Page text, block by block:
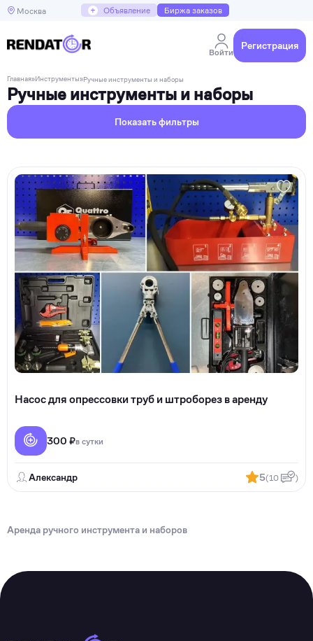
Москва + Объявление Биржа заказов
Войти
Регистрация
Главная»Инструменты»Ручные инструменты и наборы
Ручные инструменты и наборы
Показать фильтры
Насос для опрессовки труб и штроборез в аренду
300 ₽в сутки
Александр 5(10 )
Аренда ручного инструмента и наборов